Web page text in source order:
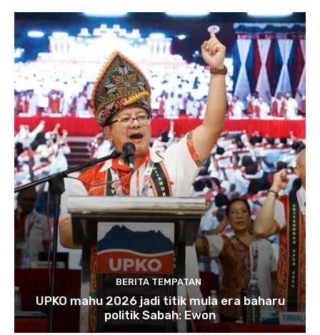
BERITA TEMPATAN
UPKO mahu 2026 jadi titik mula era baharu
politik Sabah: Ewon